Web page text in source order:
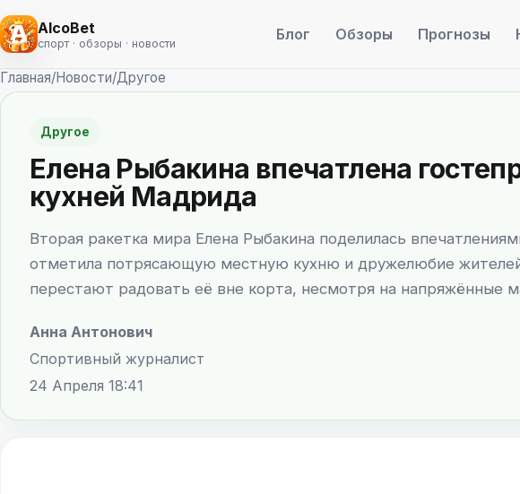
AlcoBet
спорт · обзоры · новости Блог Обзоры Прогнозы
Главная/Новости/Другое
Другое
Елена Рыбакина впечатлена
кухней Мадрида
Вторая ракетка мира Елена Рыбакина поделилась
отметила потрясающую местную кухню и дружелюбие
перестают радовать её вне корта, несмотря на напряжённые
Анна Антонович
Спортивный журналист
24 Апреля 18:41